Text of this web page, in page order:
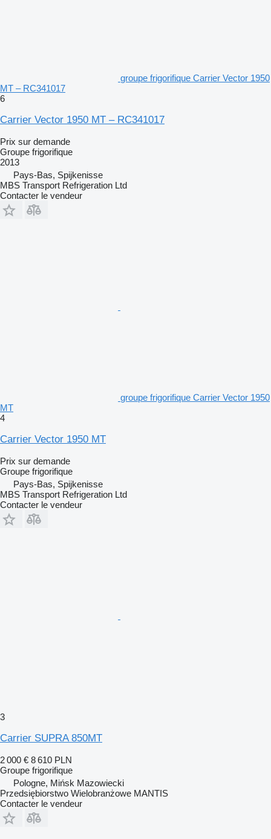
groupe frigorifique Carrier Vector 1950
MT – RC341017
6
Carrier Vector 1950 MT – RC341017
Prix sur demande
Groupe frigorifique
2013
Pays-Bas, Spijkenisse
MBS Transport Refrigeration Ltd
Contacter le vendeur
groupe frigorifique Carrier Vector 1950
MT
4
Carrier Vector 1950 MT
Prix sur demande
Groupe frigorifique
Pays-Bas, Spijkenisse
MBS Transport Refrigeration Ltd
Contacter le vendeur
3
Carrier SUPRA 850MT
2 000 € 8 610 PLN
Groupe frigorifique
Pologne, Mińsk Mazowiecki
Przedsiębiorstwo Wielobranżowe MANTIS
Contacter le vendeur